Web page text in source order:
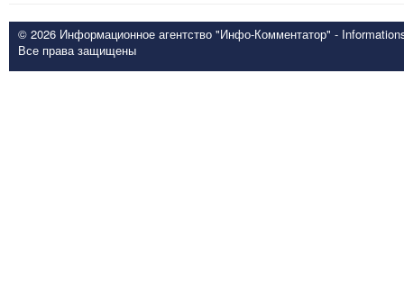
© 2026 Информационное агентство "Инфо-Комментатор" -
Все права защищены